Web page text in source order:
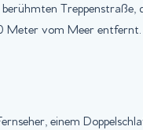
Treppenstraße,
Meter vom Meer entfernt.
einem